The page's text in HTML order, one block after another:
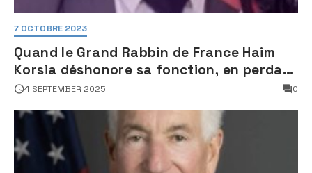
7 OCTOBRE 2023
Quand le Grand Rabbin de France Haim
Korsia déshonore sa fonction, en perdant
son sang froid
4 SEPTEMBER 2025 0